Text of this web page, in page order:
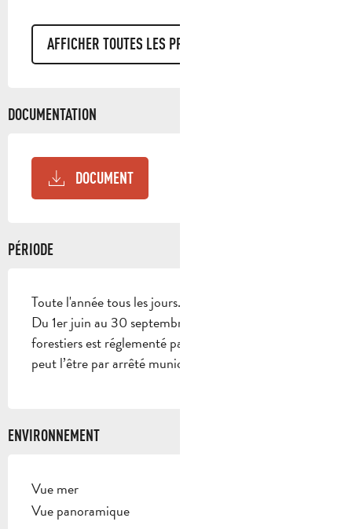
AFFICHER TOUTES LES PRESTATIONS
DOCUMENTATION
DOCUMENT
PÉRIODE
Toute l'année tous les jours.
Du 1er juin au 30 septembre, l’accès aux massifs
forestiers est réglementé par arrêté préfectoral et
peut l’être par arrêté municipal.
ENVIRONNEMENT
Vue mer
Vue panoramique